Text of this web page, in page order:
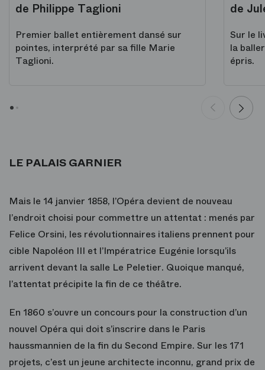
de Philippe Taglioni
Premier ballet entièrement dansé sur
pointes, interprété par sa fille Marie
Taglioni.
de
Sur le
la
épris.
LE PALAIS GARNIER
Mais le 14 janvier 1858, l’Opéra devient de nouveau
l’endroit choisi pour commettre un attentat : menés par
Felice Orsini, les révolutionnaires italiens prennent pour
cible Napoléon III et l’Impératrice Eugénie lorsqu’ils
arrivent devant la salle Le Peletier. Quoique manqué,
l’attentat précipite la fin de ce théâtre.
En 1860 s’ouvre un concours pour la construction d’un
nouvel Opéra qui doit s’inscrire dans le Paris
haussmannien de la fin du Second Empire. Sur les 171
projets, c’est un jeune architecte inconnu, grand prix de